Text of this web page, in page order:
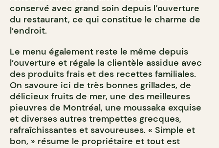
conservé avec grand soin depuis l’ouverture
du restaurant, ce qui constitue le charme de
l’endroit.
Le menu également reste le même depuis
l’ouverture et régale la clientèle assidue avec
des produits frais et des recettes familiales.
On savoure ici de très bonnes grillades, de
délicieux fruits de mer, une des meilleures
pieuvres de Montréal, une moussaka exquise
et diverses autres trempettes grecques,
rafraîchissantes et savoureuses. « Simple et
bon, » résume le propriétaire et tout est